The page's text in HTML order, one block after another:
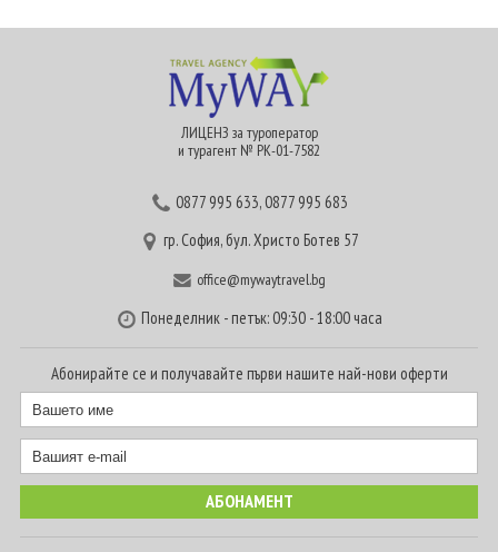
ЛИЦЕНЗ за туроператор
и турагент № РК-01-7582
0877 995 633,0877 995 683
гр. София, бул. Христо Ботев 57
office@mywaytravel.bg
Понеделник - петък: 09:30 - 18:00 часа
Абонирайте се и получавайте първи нашите най-нови оферти